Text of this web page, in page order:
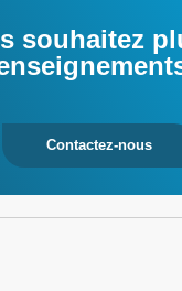
souhaitez
Contactez-nous